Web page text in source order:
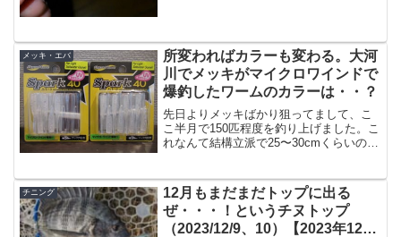
いとかそういう方法は...
メッキ・エバ
所変わればカラーも変わる。大河
川でメッキがマイクロワインドで
爆釣したワームのカラーは・・？
先日よりメッキばかり狙ってまして、こ
こ半月で150匹程度を釣り上げました。こ
れなんて結構立派で25〜30cmくらいのサ
沸いていて今しかないな、というタイミ
ングなわけ...
チニング
12月もまだまだトップに出る
ぜ・・・！というチヌトップ
（2023/12/9、10）【2023年12月